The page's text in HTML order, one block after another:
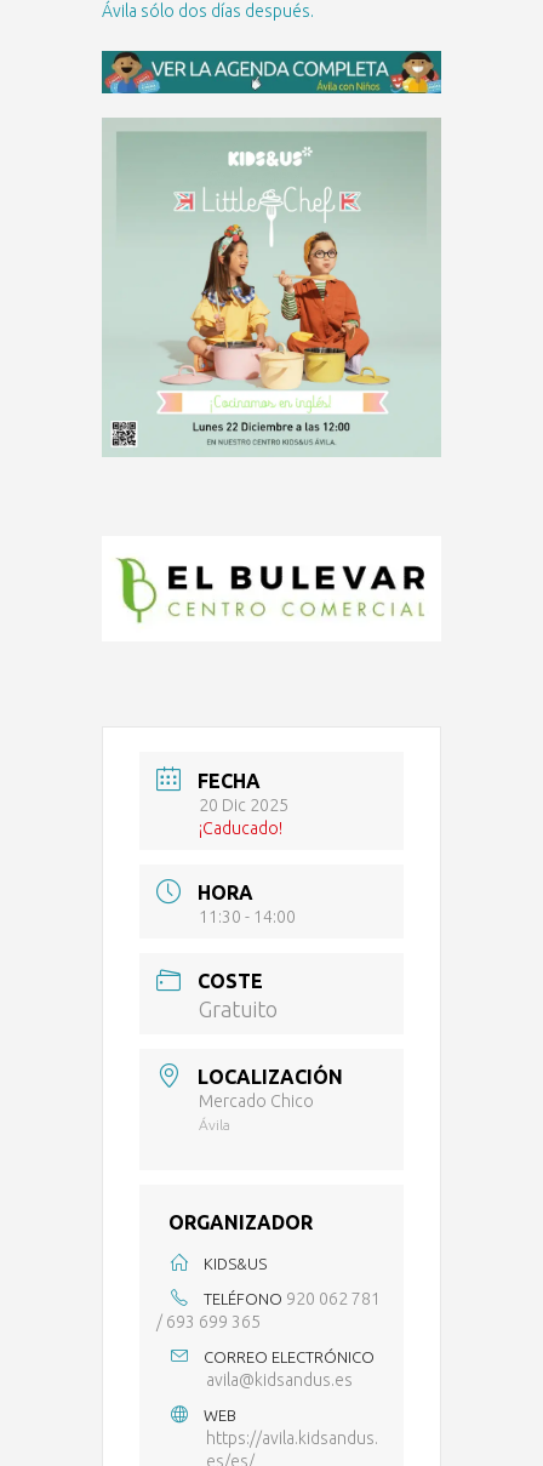
Ávila sólo dos días después.
FECHA
20 Dic 2025
¡Caducado!
HORA
11:30 - 14:00
COSTE
Gratuito
LOCALIZACIÓN
Mercado Chico
Ávila
ORGANIZADOR
KIDS&US
TELÉFONO 920 062 781
/ 693 699 365
CORREO ELECTRÓNICO
avila@kidsandus.es
WEB
https://avila.kidsandus.
es/es/